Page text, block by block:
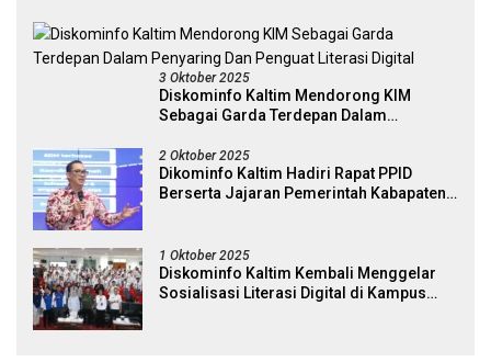
3 Oktober 2025
Diskominfo Kaltim Mendorong KIM
Sebagai Garda Terdepan Dalam
2 Oktober 2025
Dikominfo Kaltim Hadiri Rapat PPID
Berserta Jajaran Pemerintah Kabapaten
1 Oktober 2025
Diskominfo Kaltim Kembali Menggelar
Sosialisasi Literasi Digital di Kampus